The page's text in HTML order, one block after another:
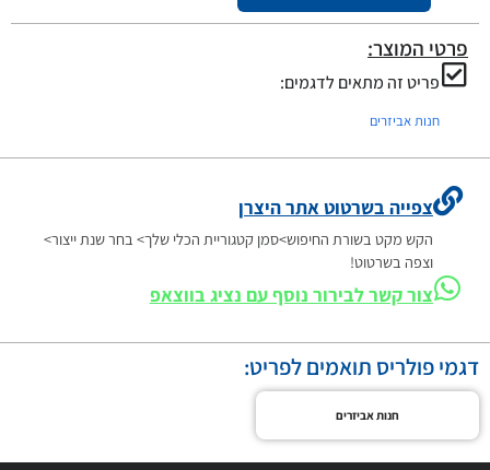
פרטי המוצר:
פריט זה מתאים לדגמים:
חנות אביזרים
צפייה בשרטוט אתר היצרן
הקש מקט בשורת החיפוש>סמן קטגוריית הכלי שלך> בחר שנת ייצור>
וצפה בשרטוט!
צור קשר לבירור נוסף עם נציג בווצאפ
דגמי פולריס תואמים לפריט:
חנות אביזרים